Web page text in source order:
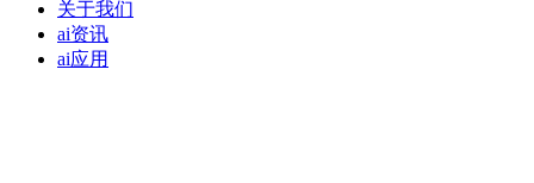
关于我们
ai资讯
ai应用